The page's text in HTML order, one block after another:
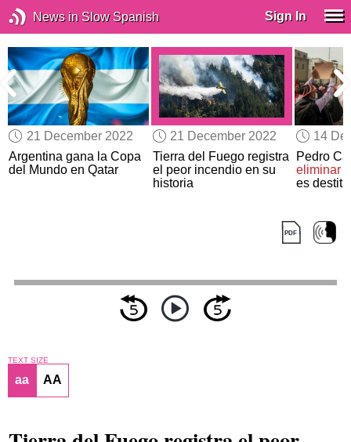
News in Slow Spanish Sign In
21 December 2022
Argentina gana la Copa
del Mundo en Qatar
21 December 2022
Tierra del Fuego registra
el peor incendio en su
historia
14
Pedro
eliminar
es
TEXT SIZE
aa AA